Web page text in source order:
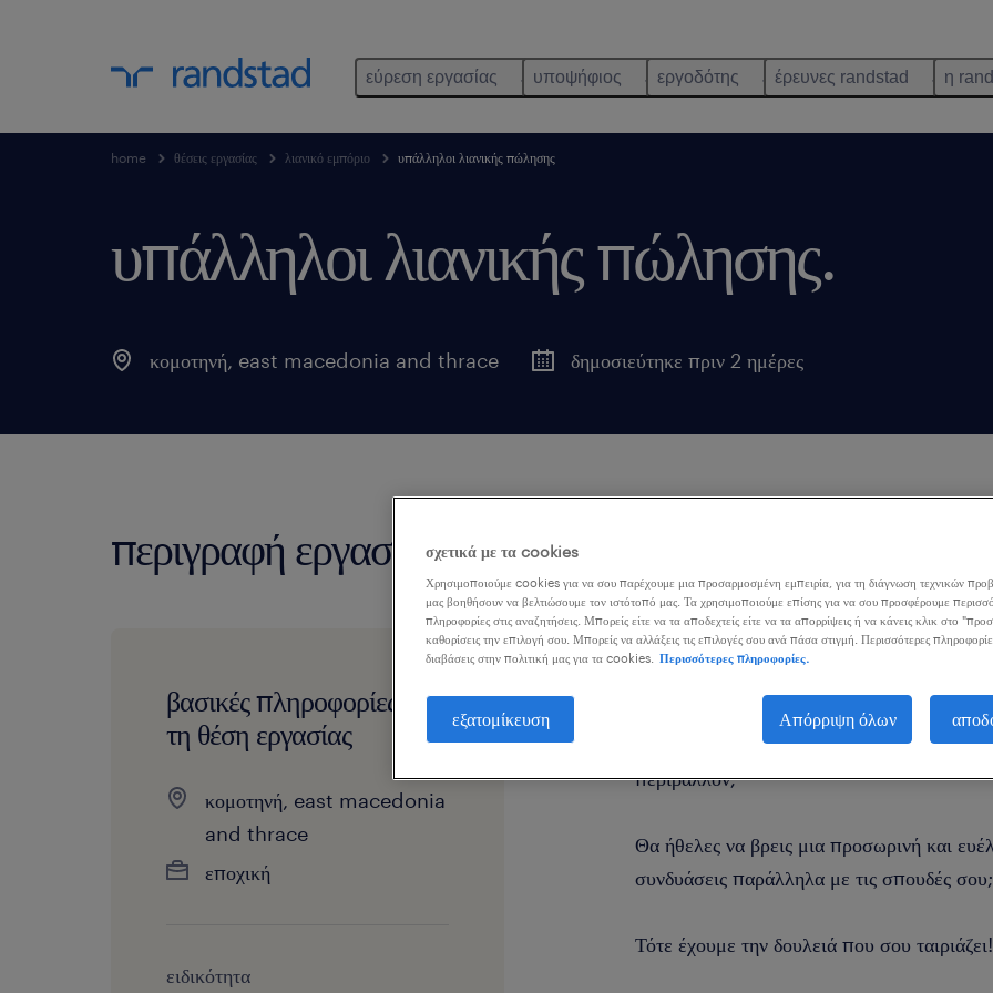
εύρεση εργασίας υποψήφιος εργοδότης έρευνες randstad η
home θέσεις εργασίας λιανικό εμπόριο υπάλληλοι λιανικής πώλησης
υπάλληλοι λιανικής πώλησης.
κομοτηνή, east macedonia and thrace δημοσιεύτηκε πριν 2 ημέρες
περιγραφή εργασίας
βασικές πληροφορίες για
τη θέση εργασίας
κομοτηνή, east macedonia
and thrace
εποχική
ειδικότητα
Σε ενδιαφέρει o κλάδος της μόδας και θα
Θέλεις να ξεκινήσεις να εργάζεσαι σε ένα
περιβάλλον;
Θα ήθελες να βρεις μια προσωρινή και
συνδυάσεις παράλληλα με τις σπουδές σου;
Τότε έχουμε την δουλειά που σου ταιριάζει!
σχετικά με τα cookies
Χρησιμοποιούμε cookies για να σου παρέχουμε μια προσαρμοσμένη εμπειρία, για τη διάγνωση τεχνικών
μας βοηθήσουν να βελτιώσουμε τον ιστότοπό μας. Τα χρησιμοποιούμε επίσης για να σου προσφέρουμε
πληροφορίες στις αναζητήσεις. Μπορείς είτε να τα αποδεχτείς είτε να τα απορρίψεις ή να κάνεις κλικ στο
καθορίσεις την επιλογή σου. Μπορείς να αλλάξεις τις επιλογές σου ανά πάσα στιγμή. Περισσότερες
διαβάσεις στην πολιτική μας για τα cookies.
Περισσότερες πληροφορίες.
εξατομίκευση Απόρριψη όλων